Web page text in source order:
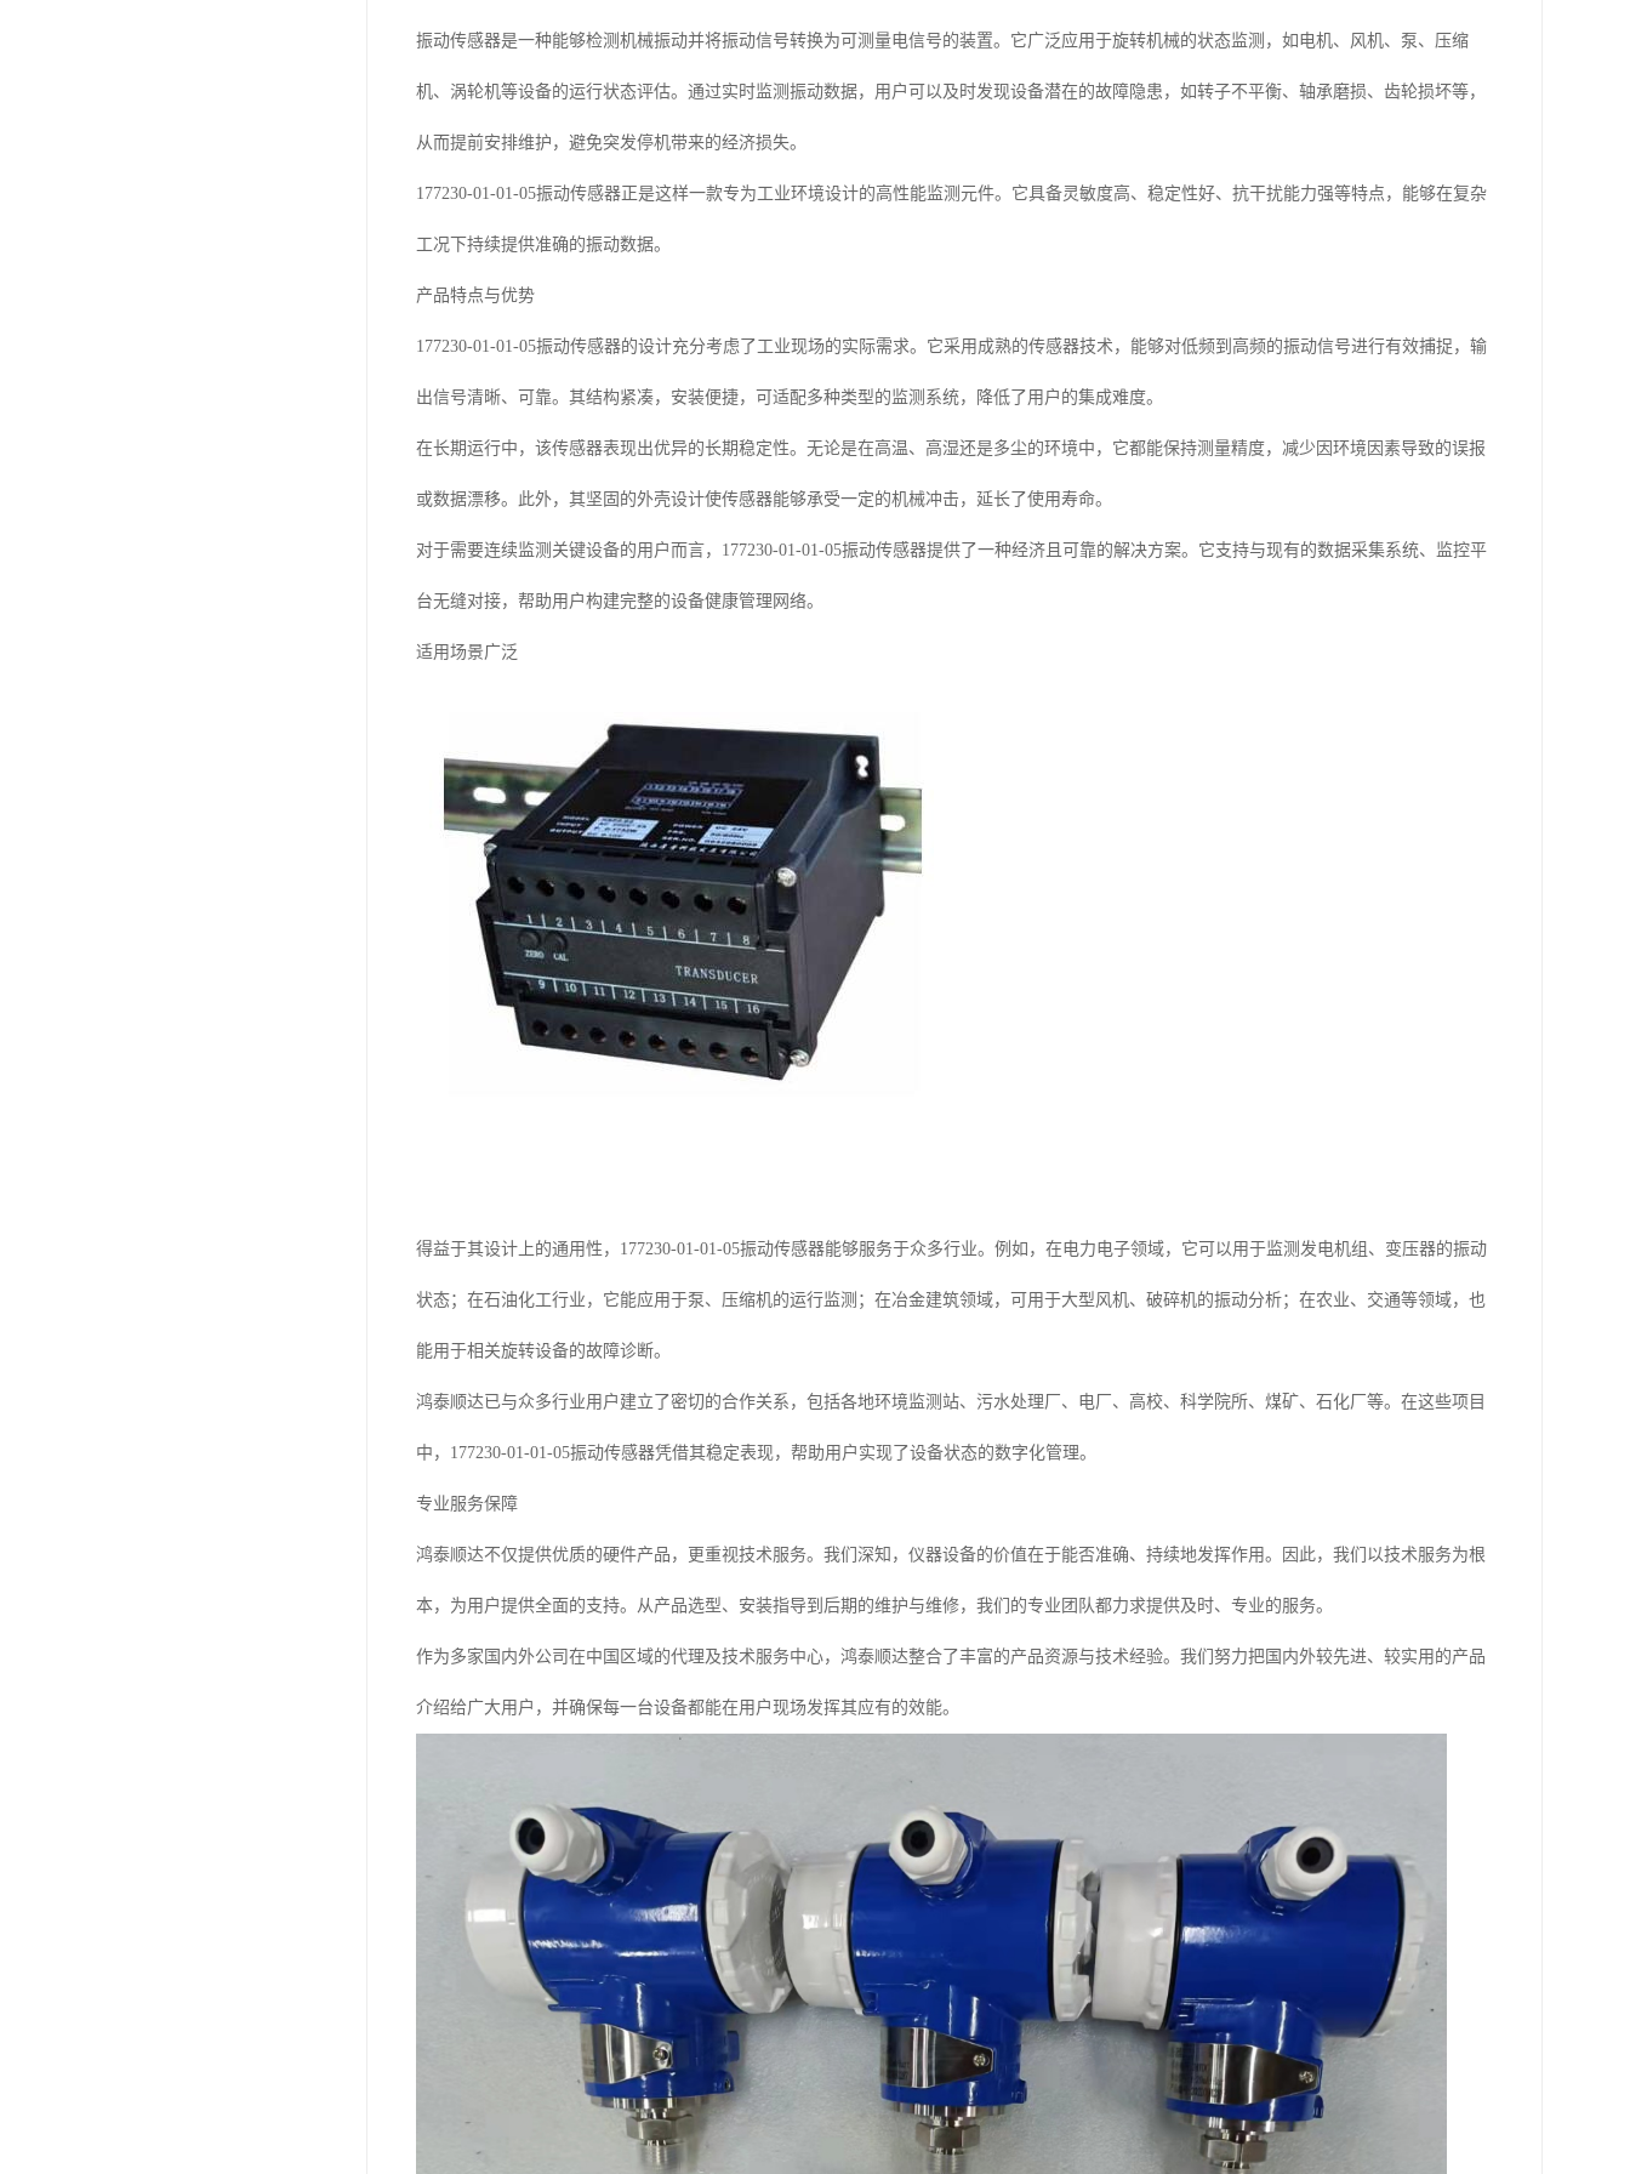
振动传感器是一种能够检测机械振动并将振动信号转换为可测量电信号的装置。它广泛应用于旋转机械的状态监测，如电机、风机、泵、压缩
机、涡轮机等设备的运行状态评估。通过实时监测振动数据，用户可以及时发现设备潜在的故障隐患，如转子不平衡、轴承磨损、齿轮损坏等，
从而提前安排维护，避免突发停机带来的经济损失。
177230-01-01-05振动传感器正是这样一款专为工业环境设计的高性能监测元件。它具备灵敏度高、稳定性好、抗干扰能力强等特点，能够在复杂
工况下持续提供准确的振动数据。
产品特点与优势
177230-01-01-05振动传感器的设计充分考虑了工业现场的实际需求。它采用成熟的传感器技术，能够对低频到高频的振动信号进行有效捕捉，输
出信号清晰、可靠。其结构紧凑，安装便捷，可适配多种类型的监测系统，降低了用户的集成难度。
在长期运行中，该传感器表现出优异的长期稳定性。无论是在高温、高湿还是多尘的环境中，它都能保持测量精度，减少因环境因素导致的误报
或数据漂移。此外，其坚固的外壳设计使传感器能够承受一定的机械冲击，延长了使用寿命。
对于需要连续监测关键设备的用户而言，177230-01-01-05振动传感器提供了一种经济且可靠的解决方案。它支持与现有的数据采集系统、监控平
台无缝对接，帮助用户构建完整的设备健康管理网络。
适用场景广泛
得益于其设计上的通用性，177230-01-01-05振动传感器能够服务于众多行业。例如，在电力电子领域，它可以用于监测发电机组、变压器的振动
状态；在石油化工行业，它能应用于泵、压缩机的运行监测；在冶金建筑领域，可用于大型风机、破碎机的振动分析；在农业、交通等领域，也
能用于相关旋转设备的故障诊断。
鸿泰顺达已与众多行业用户建立了密切的合作关系，包括各地环境监测站、污水处理厂、电厂、高校、科学院所、煤矿、石化厂等。在这些项目
中，177230-01-01-05振动传感器凭借其稳定表现，帮助用户实现了设备状态的数字化管理。
专业服务保障
鸿泰顺达不仅提供优质的硬件产品，更重视技术服务。我们深知，仪器设备的价值在于能否准确、持续地发挥作用。因此，我们以技术服务为根
本，为用户提供全面的支持。从产品选型、安装指导到后期的维护与维修，我们的专业团队都力求提供及时、专业的服务。
作为多家国内外公司在中国区域的代理及技术服务中心，鸿泰顺达整合了丰富的产品资源与技术经验。我们努力把国内外较先进、较实用的产品
介绍给广大用户，并确保每一台设备都能在用户现场发挥其应有的效能。